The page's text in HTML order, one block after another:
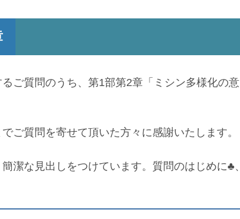
るご質問のうち、第1部第2章「ミシン多様化の意
ご質問を寄せて頂いた方々に感謝いたします。
潔な見出しをつけています。質問のはじめに♣、